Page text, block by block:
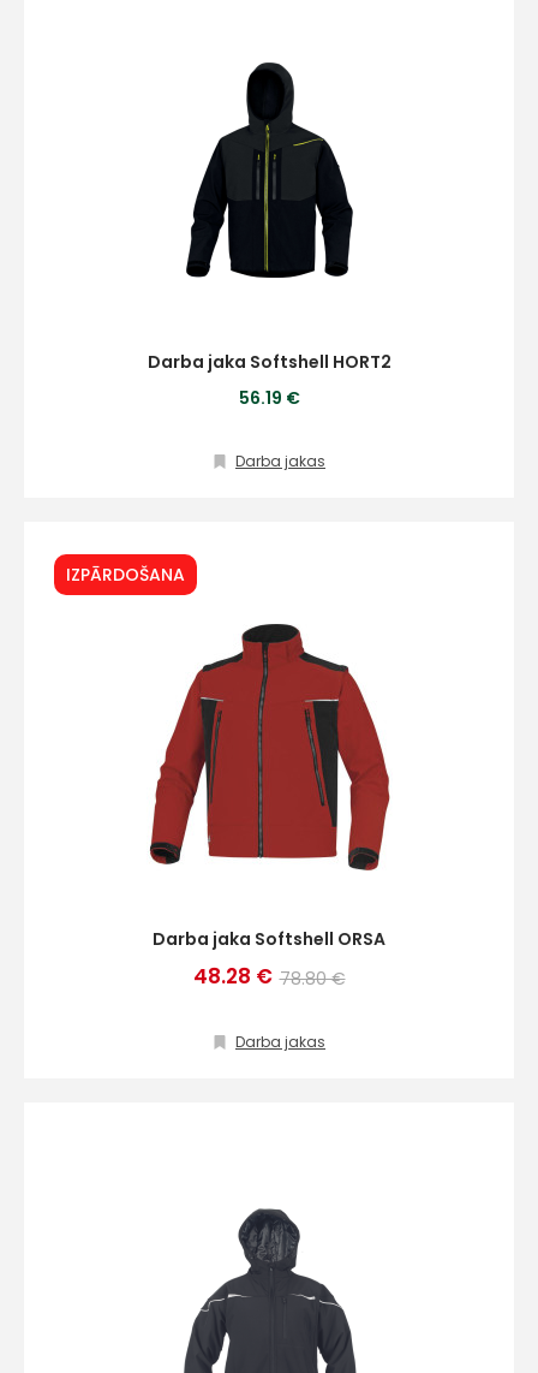
Darba jaka Softshell HORT2
56.19 €
Darba jakas
IZPĀRDOŠANA
Darba jaka Softshell ORSA
48.28 € 78.80 €
Darba jakas